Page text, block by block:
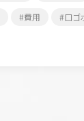
費用 口ゴ